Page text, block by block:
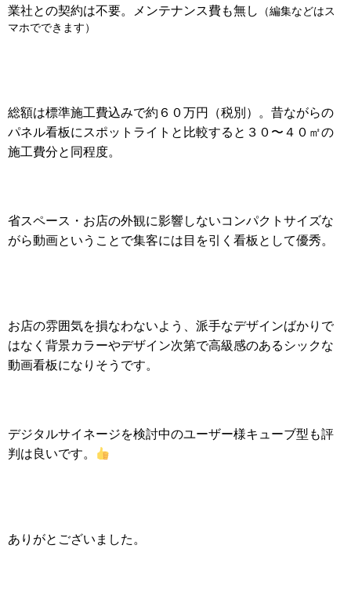
業社との契約は不要。メンテナンス費も無し
（編集などはス
マホでできます）
総額は標準施工費込みで約６０万円（税別）。昔ながらの
パネル看板にスポットライトと比較すると３０〜４０㎡の
施工費分と同程度。
省スペース・お店の外観に影響しないコンパクトサイズな
がら動画ということで集客には目を引く看板として優秀。
お店の雰囲気を損なわないよう、派手なデザインばかりで
はなく背景カラーやデザイン次第で高級感のあるシックな
動画看板になりそうです。
デジタルサイネージを検討中のユーザー様キューブ型も評
判は良いです。
ありがとございました。